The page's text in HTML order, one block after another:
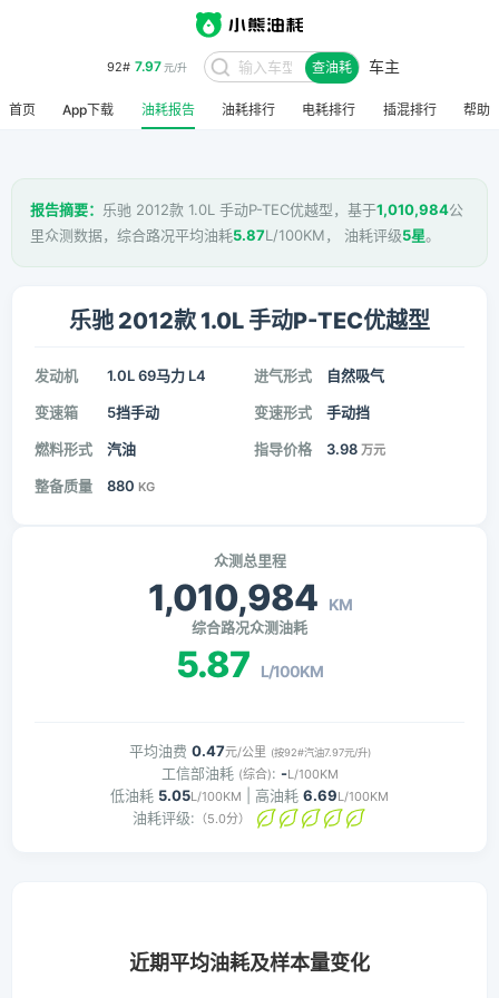
92# 7.97元/升 查油耗 车主
首页 App下载 油耗报告 油耗排行 电耗排行 插混排行 帮助
报告摘要： 乐驰 2012款 1.0L 手动P-TEC优越型，基于1,010,984公
里众测数据，综合路况平均油耗5.87L/100KM， 油耗评级5星。
乐驰 2012款 1.0L 手动P-TEC优越型
发动机 1.0L 69马力 L4 进气形式 自然吸气
变速箱 5挡手动 变速形式 手动挡
燃料形式 汽油 指导价格 3.98 万元
整备质量 880 KG
众测总里程
1,010,984 KM
综合路况众测油耗
5.87 L/100KM
平均油费 0.47元/公里 (按92#汽油7.97元/升)
工信部油耗 (综合): -L/100KM
低油耗 5.05L/100KM | 高油耗 6.69L/100KM
油耗评级: （5.0分）